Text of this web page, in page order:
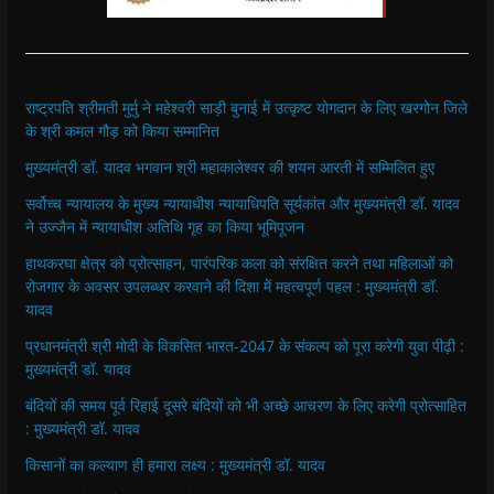
राष्ट्रपति श्रीमती मुर्मु ने महेश्वरी साड़ी बुनाई में उत्कृष्ट योगदान के लिए खरगोन जिले
के श्री कमल गौड़ को किया सम्मानित
मुख्यमंत्री डॉ. यादव भगवान श्री महाकालेश्‍वर की शयन आरती में सम्मिलित हुए
सर्वोच्च न्यायालय के मुख्‍य न्‍यायाधीश न्यायाधिपति सूर्यकांत और मुख्यमंत्री डॉ. यादव
ने उज्जैन में न्यायाधीश अतिथि गृह का किया भूमिपूजन
हाथकरघा क्षेत्र को प्रोत्साहन, पारंपरिक कला को संरक्षित करने तथा महिलाओं को
रोजगार के अवसर उपलब्धर करवाने की दिशा में महत्वपूर्ण पहल : मुख्यमंत्री डॉ.
यादव
प्रधानमंत्री श्री मोदी के विकसित भारत-2047 के संकल्प को पूरा करेगी युवा पीढ़ी :
मुख्यमंत्री डॉ. यादव
बंदियों की समय पूर्व रिहाई दूसरे बंदियों को भी अच्छे आचरण के लिए करेगी प्रोत्साहित
: मुख्यमंत्री डॉ. यादव
किसानों का कल्याण ही हमारा लक्ष्य : मुख्यमंत्री डॉ. यादव